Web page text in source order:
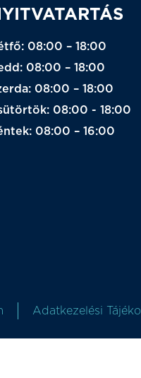
08:00 – 18:00
08:00 – 18:00
08:00 – 18:00
08:00 - 18:00
08:00 – 16:00
Adatkezelési